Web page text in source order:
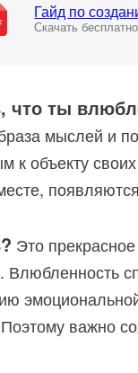
Гайд по
Скачать бесплатно
что ты
мыслей и
к объекту
Это
Влюбленность
важно